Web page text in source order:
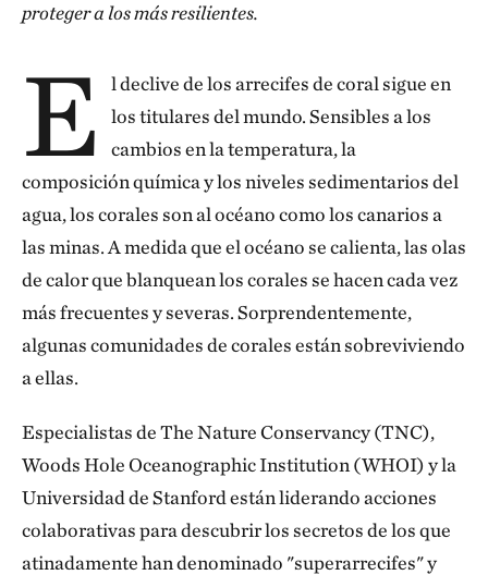
proteger a los más resilientes.
E
l declive de los arrecifes de coral sigue en
los titulares del mundo. Sensibles a los
cambios en la temperatura, la
composición química y los niveles sedimentarios del
agua, los corales son al océano como los canarios a
las minas. A medida que el océano se calienta, las olas
de calor que blanquean los corales se hacen cada vez
más frecuentes y severas. Sorprendentemente,
algunas comunidades de corales están sobreviviendo
a ellas.
Especialistas de The Nature Conservancy (TNC),
Woods Hole Oceanographic Institution (WHOI) y la
Universidad de Stanford están liderando acciones
colaborativas para descubrir los secretos de los que
atinadamente han denominado "superarrecifes" y